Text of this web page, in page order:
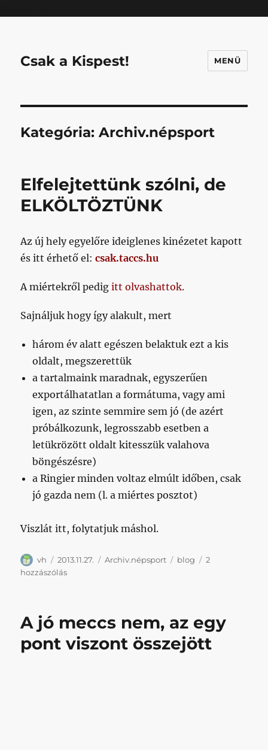
Csak a Kispest! MENÜ
Kategória:Archiv.népsport
Elfelejtettünk szólni, de
ELKÖLTÖZTÜNK
Az új hely egyelőre ideiglenes kinézetet kapott
és itt érhető el:csak.taccs.hu
A miértekről pedigitt olvashattok.
Sajnáljuk hogy így alakult, mert
három év alatt egészen belaktuk ezt a kis
oldalt, megszerettük
a tartalmaink maradnak, egyszerűen
exportálhatatlan a formátuma, vagy ami
igen, az szinte semmire sem jó (de azért
próbálkozunk, legrosszabb esetben a
letükrözött oldalt kitesszük valahova
böngészésre)
a Ringier minden voltaz elmúlt időben, csak
jó gazda nem (l. a miértes posztot)
Viszlát itt, folytatjuk máshol.
Szerző
vh Közzétéve
2013.11.27. Kategória
Archiv.népsport Címke
blog
2
hozzászólásElfelejtettünk
című
bejegyzéshez
A jó meccs nem, az egy
pont viszont összejött